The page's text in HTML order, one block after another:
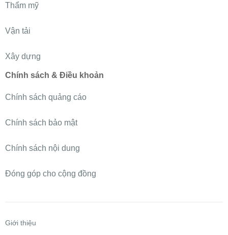
Thẩm mỹ
Vận tải
Xây dựng
Chính sách & Điều khoản
Chính sách quảng cáo
Chính sách bảo mật
Chính sách nội dung
Đóng góp cho cộng đồng
Giới thiệu